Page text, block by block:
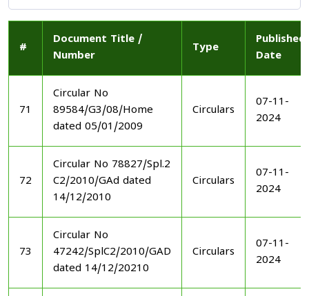
#
Document Title /
Number
Type
Published
Date
71
Circular No
89584/G3/08/Home
dated 05/01/2009
Circulars
07-11-
2024
72
Circular No 78827/Spl.2
C2/2010/GAd dated
14/12/2010
Circulars
07-11-
2024
73
Circular No
47242/SplC2/2010/GAD
dated 14/12/20210
Circulars
07-11-
2024